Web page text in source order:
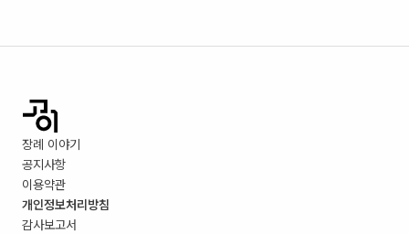
장례 이야기
공지사항
이용약관
개인정보처리방침
감사보고서